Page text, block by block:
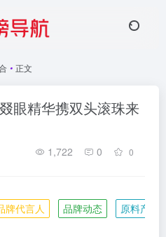
• 正文
眼精华携双头滚珠来
1,722 0 0
牌代言人 品牌动态 原料产业